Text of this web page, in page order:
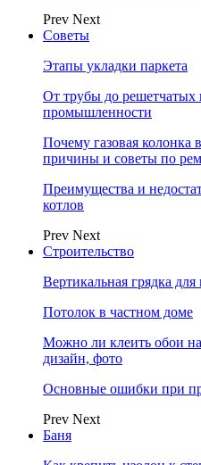
Prev Next
Советы
Этапы укладки паркета
От трубы до решетчатых
промышленности
Почему газовая колонка
причины и советы по
Преимущества и
котлов
Prev Next
Строительство
Вертикальная грядка
Потолок в частном доме
Можно ли клеить обои
дизайн, фото
Основные ошибки при
Prev Next
Баня